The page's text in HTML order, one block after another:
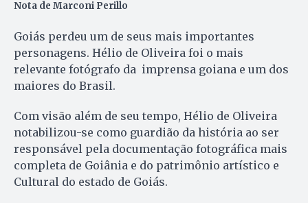
Nota de Marconi Perillo
Goiás perdeu um de seus mais importantes
personagens. Hélio de Oliveira foi o mais
relevante fotógrafo da imprensa goiana e um dos
maiores do Brasil.
Com visão além de seu tempo, Hélio de Oliveira
notabilizou-se como guardião da história ao ser
responsável pela documentação fotográfica mais
completa de Goiânia e do patrimônio artístico e
Cultural do estado de Goiás.